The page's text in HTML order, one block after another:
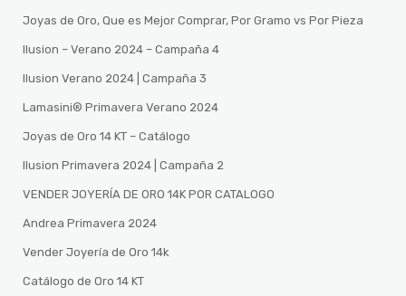
Joyas de Oro, Que es Mejor Comprar, Por Gramo vs Por Pieza
Ilusion – Verano 2024 – Campaña 4
Ilusion Verano 2024 | Campaña 3
Lamasini®️ Primavera Verano 2024
Joyas de Oro 14 KT – Catálogo
Ilusion Primavera 2024 | Campaña 2
VENDER JOYERÍA DE ORO 14K POR CATALOGO
Andrea Primavera 2024
Vender Joyería de Oro 14k
Catálogo de Oro 14 KT